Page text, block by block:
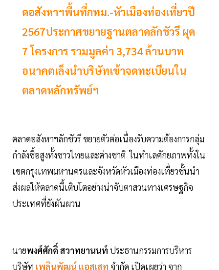
ดอสังหาฯพื้นที่กทม.-หัวเมืองท่องเที่ยวปี
2567ประกาศขยายฐานตลาดลักชัวรี ผุด
7 โครงการ รวมมูลค่า 3,734 ล้านบาท
อนาคตเล็งนำบริษัทเข้าจดทะเบียนใน
ตลาดหลักทรัพย์ฯ
ตลาดอสังหาฯลักชัวรี ขยายตัวต่อเนื่องรับความต้องการกลุ่ม
กำลังซื้อสูงทั้งชาวไทยและต่างชาติ ในทำเลศักยภาพทั้งใน
เขตกรุงเทพมหานครและจังหวัดหัวเมืองท่องเที่ยวชั้นนำ
ส่งผลให้ตลาดนี้เติบโตอย่างน่าจับตาสวนทางเศรษฐกิจ
ประเทศที่ยังผันผวน
นายพงศ์ศักดิ์ สวาทยานนท์ ประธานกรรมการบริหาร
บริษัท เพลินพัฒน์ แอสเสท จำกัด เปิดเผยว่า จาก